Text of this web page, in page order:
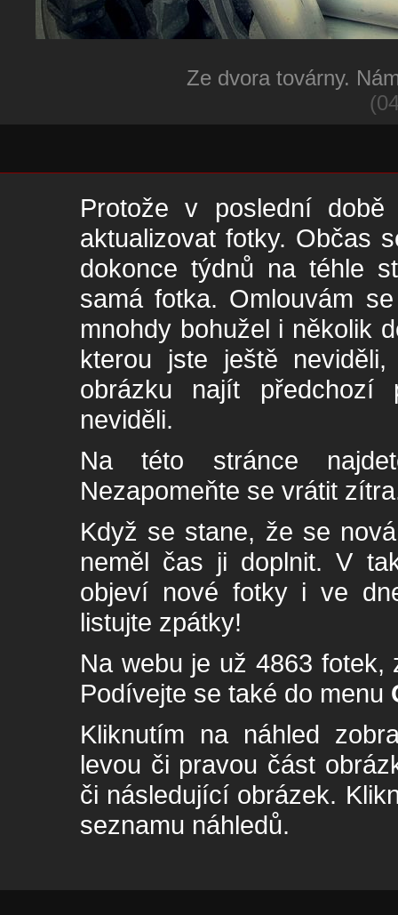
Ze dvora továrny.
Protože v poslední
aktualizovat fotky. Občas
dokonce týdnů na téhle
samá fotka. Omlouvám
mnohdy bohužel i několik
kterou jste ještě
obrázku najít
neviděli.
Na této stránce
Nezapomeňte se vrátit
Když se stane, že se
neměl čas ji doplnit. V
objeví nové fotky i ve
listujte zpátky!
Na webu je už 4863
Podívejte se také do menu
Kliknutím na náhled
levou či pravou část
či následující obrázek.
seznamu náhledů.